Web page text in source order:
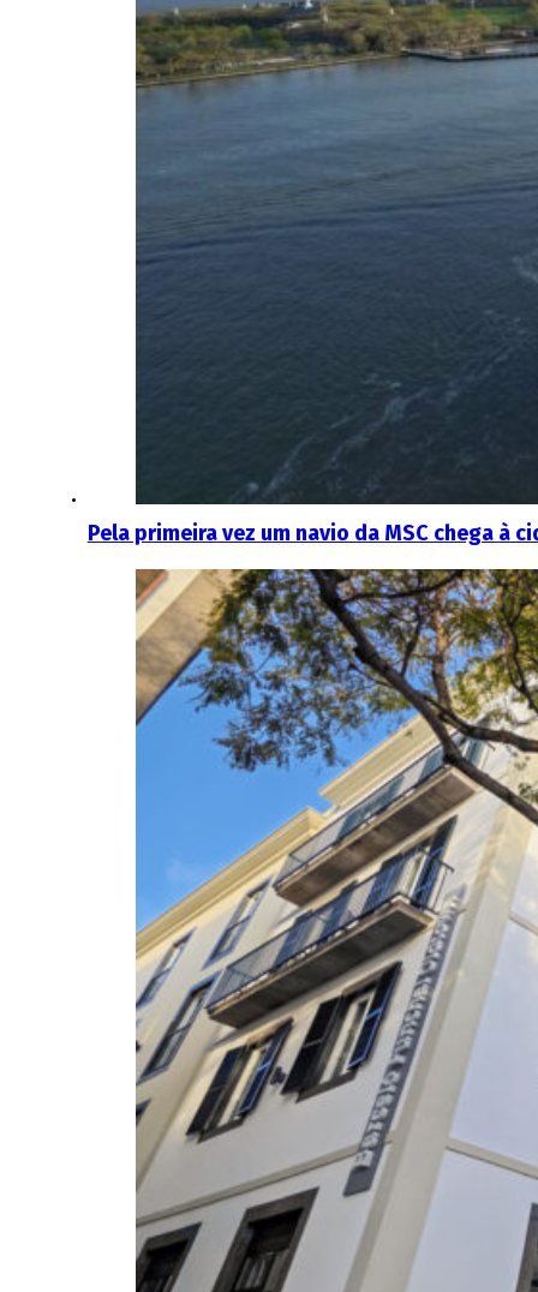
Pela primeira vez um navio da MSC chega à